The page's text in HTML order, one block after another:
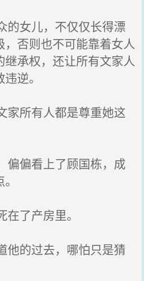
女儿，不仅仅长得漂
否则也不可能靠着女人
承权，还让所有文家人
逆。
所有人都是尊重她这
偏看上了顾国栋，成
了产房里。
的过去，哪怕只是猜